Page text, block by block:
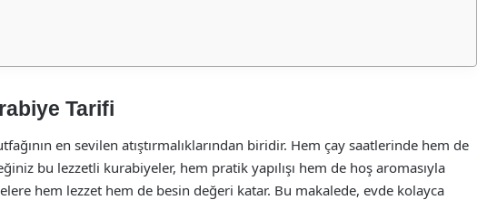
Tarifi
en sevilen atıştırmalıklarından biridir. Hem çay saatlerinde hem de
bu lezzetli kurabiyeler, hem pratik yapılışı hem de hoş aromasıyla
hem lezzet hem de besin değeri katar. Bu makalede, evde kolayca